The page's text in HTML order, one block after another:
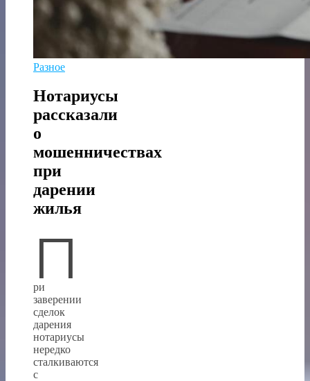
Разное
Нотариусы
рассказали
о
мошенничествах
при
дарении
жилья
П
ри
заверении
сделок
дарения
нотариусы
нередко
сталкиваются
с